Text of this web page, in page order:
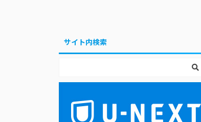
サイト内検索